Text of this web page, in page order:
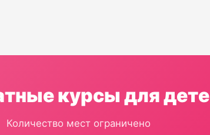
курсы для
Количество мест ограничено